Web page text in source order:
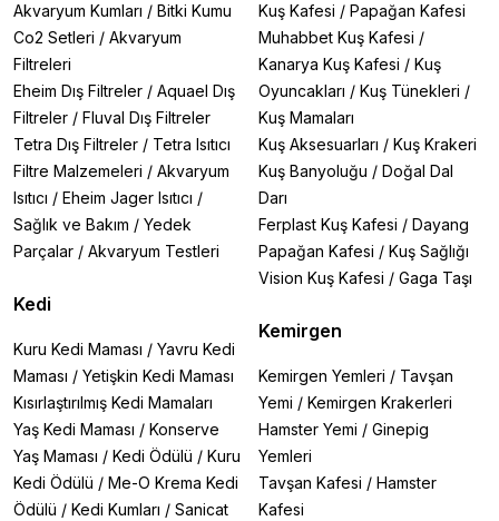
Akvaryum Kumları / Bitki Kumu
Co2 Setleri / Akvaryum
Filtreleri
Eheim Dış Filtreler / Aquael Dış
Filtreler / Fluval Dış Filtreler
Tetra Dış Filtreler / Tetra Isıtıcı
Filtre Malzemeleri / Akvaryum
Isıtıcı / Eheim Jager Isıtıcı /
Sağlık ve Bakım / Yedek
Parçalar / Akvaryum Testleri
Kedi
Kuru Kedi Maması / Yavru Kedi
Maması / Yetişkin Kedi Maması
Kısırlaştırılmış Kedi Mamaları
Yaş Kedi Maması / Konserve
Yaş Maması / Kedi Ödülü / Kuru
Kedi Ödülü / Me-O Krema Kedi
Ödülü / Kedi Kumları / Sanicat
Kuş Kafesi / Papağan Kafesi
Muhabbet Kuş Kafesi /
Kanarya Kuş Kafesi / Kuş
Oyuncakları / Kuş Tünekleri /
Kuş Mamaları
Kuş Aksesuarları / Kuş Krakeri
Kuş Banyoluğu / Doğal Dal
Darı
Ferplast Kuş Kafesi / Dayang
Papağan Kafesi / Kuş Sağlığı
Vision Kuş Kafesi / Gaga Taşı
Kemirgen
Kemirgen Yemleri / Tavşan
Yemi / Kemirgen Krakerleri
Hamster Yemi / Ginepig
Yemleri
Tavşan Kafesi / Hamster
Kafesi